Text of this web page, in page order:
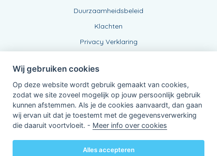
Duurzaamheidsbeleid
Klachten
Privacy Verklaring
Verbonden Agent, BE 0543 443 389
van KBC Verzekeringen nv
3000 Leuven - Belgie
Wij gebruiken cookies
Op deze website wordt gebruik gemaakt van cookies,
zodat we site zoveel mogelijk op jouw persoonlijk gebruik
kunnen afstemmen. Als je de cookies aanvaardt, dan gaan
wij ervan uit dat je toestemt met de gegevensverwerking
die daaruit voortvloeit. - Meer info over cookies
Alles accepteren